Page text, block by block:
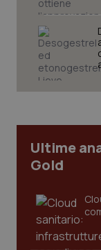
Ultime
Gold
I cookie
sito web